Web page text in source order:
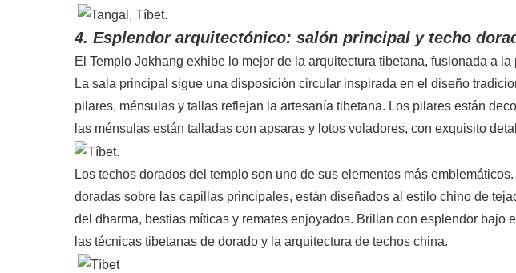
4. Esplendor arquitectónico: salón principal y techo
El Templo Jokhang exhibe lo mejor de la arquitectura tibetana, fusionada a
La sala principal sigue una disposición circular inspirada en el diseño
pilares, ménsulas y tallas reflejan la artesanía tibetana. Los pilares están
las ménsulas están talladas con apsaras y lotos voladores, con exquisito
Los techos dorados del templo son uno de sus elementos más
doradas sobre las capillas principales, están diseñados al estilo chino de
del dharma, bestias míticas y remates enjoyados. Brillan con esplendor bajo
las técnicas tibetanas de dorado y la arquitectura de techos china.